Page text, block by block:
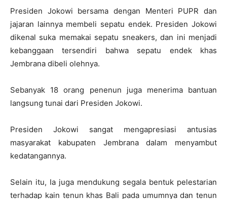
Presiden Jokowi bersama dengan Menteri PUPR dan
jajaran lainnya membeli sepatu endek. Presiden Jokowi
dikenal suka memakai sepatu sneakers, dan ini menjadi
kebanggaan tersendiri bahwa sepatu endek khas
Jembrana dibeli olehnya.
Sebanyak 18 orang penenun juga menerima bantuan
langsung tunai dari Presiden Jokowi.
Presiden Jokowi sangat mengapresiasi antusias
masyarakat kabupaten Jembrana dalam menyambut
kedatangannya.
Selain itu, Ia juga mendukung segala bentuk pelestarian
terhadap kain tenun khas Bali pada umumnya dan tenun